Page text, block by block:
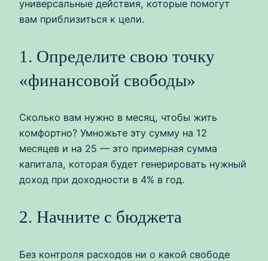
универсальные действия, которые помогут
вам приблизиться к цели.
1. Определите свою точку
«финансовой свободы»
Сколько вам нужно в месяц, чтобы жить
комфортно? Умножьте эту сумму на 12
месяцев и на 25 — это примерная сумма
капитала, которая будет генерировать нужный
доход при доходности в 4% в год.
2. Начните с бюджета
Без контроля расходов ни о какой свободе